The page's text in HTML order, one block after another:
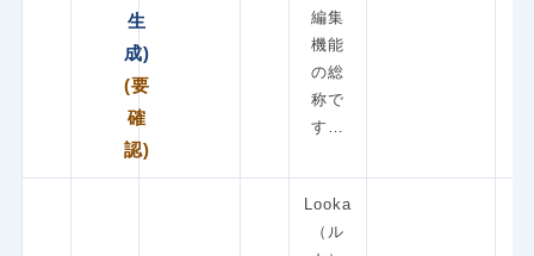
生
成)
(要
確
認)
編集
機能
の総
称で
す…
Looka
（ル